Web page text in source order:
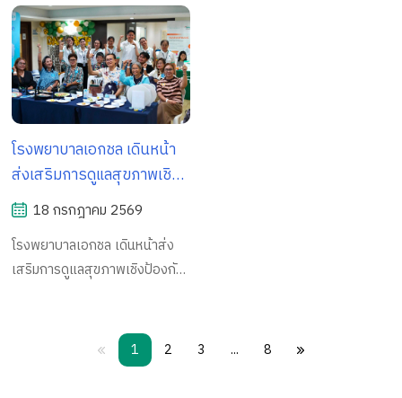
กิจกรรม “งานเยาวชนไทยหัวใจ
สุจริต”
โรงพยาบาลเอกชล เดินหน้า
ส่งเสริมการดูแลสุขภาพเชิง
ป้องกัน ผ่านกิจกรรม "เปิด
บ้านเบาหวาน (หวานพอดี ที่
เอกชล)"
18 กรกฎาคม 2569
โรงพยาบาลเอกชล เดินหน้าส่ง
เสริมการดูแลสุขภาพเชิงป้องกัน
1 2 3 ... 8